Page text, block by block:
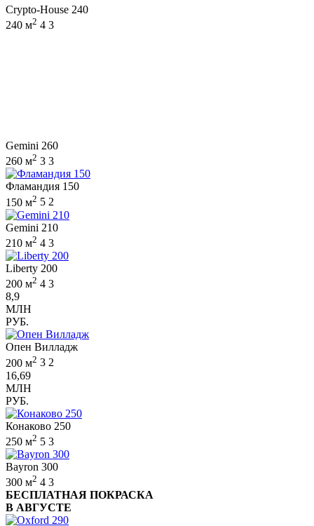
Crypto-House 240
240 м2 4 3
Gemini 260
260 м2 3 3
Фламандия 150
150 м2 5 2
Gemini 210
210 м2 4 3
Liberty 200
200 м2 4 3
8,9
МЛН
РУБ.
Опен Вилладж
200 м2 3 2
16,69
МЛН
РУБ.
Конаково 250
250 м2 5 3
Bayron 300
300 м2 4 3
БЕСПЛАТНАЯ ПОКРАСКА
В АВГУСТЕ